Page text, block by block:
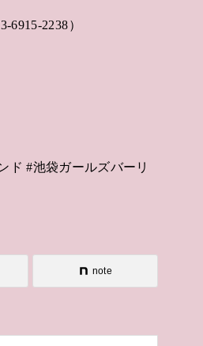
2238）
ド #池袋ガールズバーリ
note